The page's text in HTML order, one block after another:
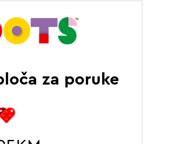
za poruke